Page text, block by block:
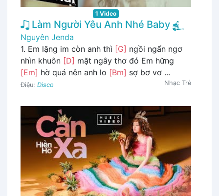
1 Video
Làm Người Yêu Anh Nhé Baby
Nguyên Jenda
1. Em lặng im còn anh thì [G] ngồi ngẩn ngơ
nhìn khuôn [D] mặt ngây thơ đó Em hững
[Em] hờ quá nên anh lo [Bm] sợ bơ vơ ...
Điệu: Disco Nhạc Trẻ